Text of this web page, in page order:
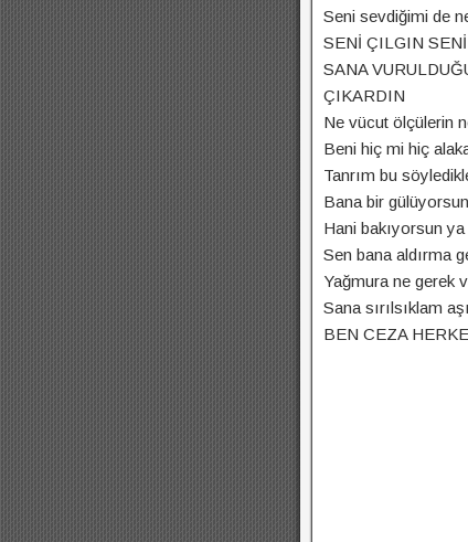
Seni sevdiğimi de
SENİ ÇILGIN
SANA
ÇIKARDIN
Ne vücut ölçülerin
Beni hiç mi hiç
Tanrım bu
Bana bir
Hani bakıyorsun
Sen bana aldırma
Yağmura ne gerek
Sana sırılsıklam
BEN CEZA